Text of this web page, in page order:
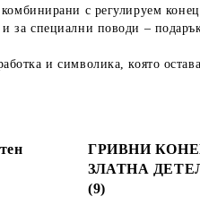
с регулируем
за специални поводи –
и символика, която
ГРИВНИ
ЗЛАТНА
(9)